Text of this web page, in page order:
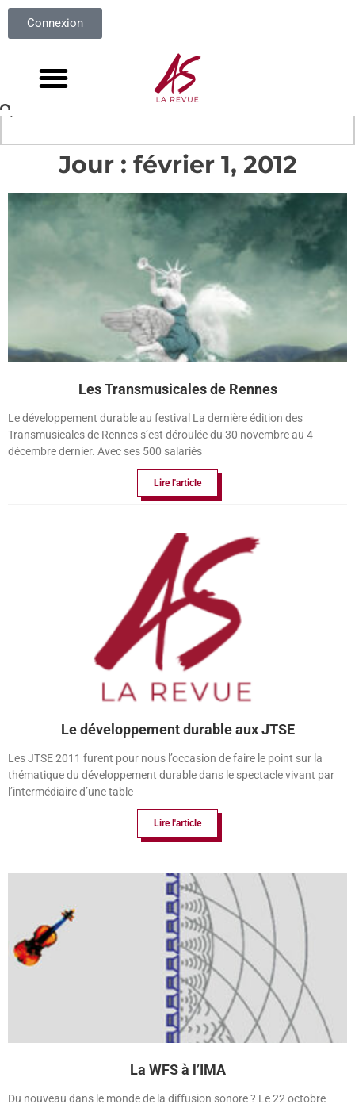
Connexion
Jour : février 1, 2012
Les Transmusicales de Rennes
Le développement durable au festival La dernière édition des
Transmusicales de Rennes s’est déroulée du 30 novembre au 4
décembre dernier. Avec ses 500 salariés
Lire l'article
Le développement durable aux JTSE
Les JTSE 2011 furent pour nous l’occasion de faire le point sur la
thématique du développement durable dans le spectacle vivant par
l’intermédiaire d’une table
Lire l'article
La WFS à l’IMA
Du nouveau dans le monde de la diffusion sonore ? Le 22 octobre